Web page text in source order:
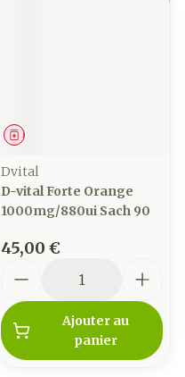
Médicament
Dvital
D-vital Forte Orange
1000mg/880ui Sach 90
45,00 €
Ajouter au
panier